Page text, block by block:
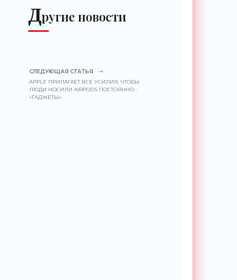
Другие новости
СЛЕДУЮЩАЯ СТАТЬЯ
APPLE ПРИЛАГАЕТ ВСЕ УСИЛИЯ, ЧТОБЫ
ЛЮДИ НОСИЛИ AIRPODS ПОСТОЯННО -
«ГАДЖЕТЫ»